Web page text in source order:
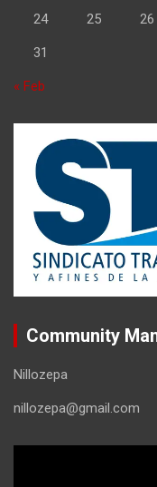
24 25 26
31
« Feb
Community
Nillozepa
nillozepa@gmail.com